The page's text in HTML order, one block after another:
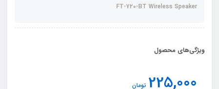
FT-720-BT Wireless Speaker
ویژگی‌های محصول
225,000 تومان